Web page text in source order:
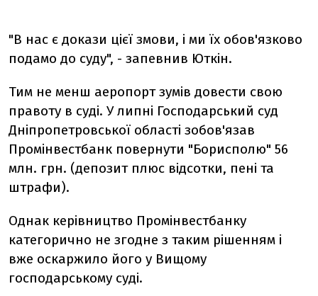
"В нас є докази цієї змови, і ми їх обов'язково
подамо до суду", - запевнив Юткін.
Тим не менш аеропорт зумів довести свою
правоту в суді. У липні Господарський суд
Дніпропетровської області зобов'язав
Промінвестбанк повернути "Борисполю" 56
млн. грн. (депозит плюс відсотки, пені та
штрафи).
Однак керівництво Промінвестбанку
категорично не згодне з таким рішенням і
вже оскаржило його у Вищому
господарському суді.